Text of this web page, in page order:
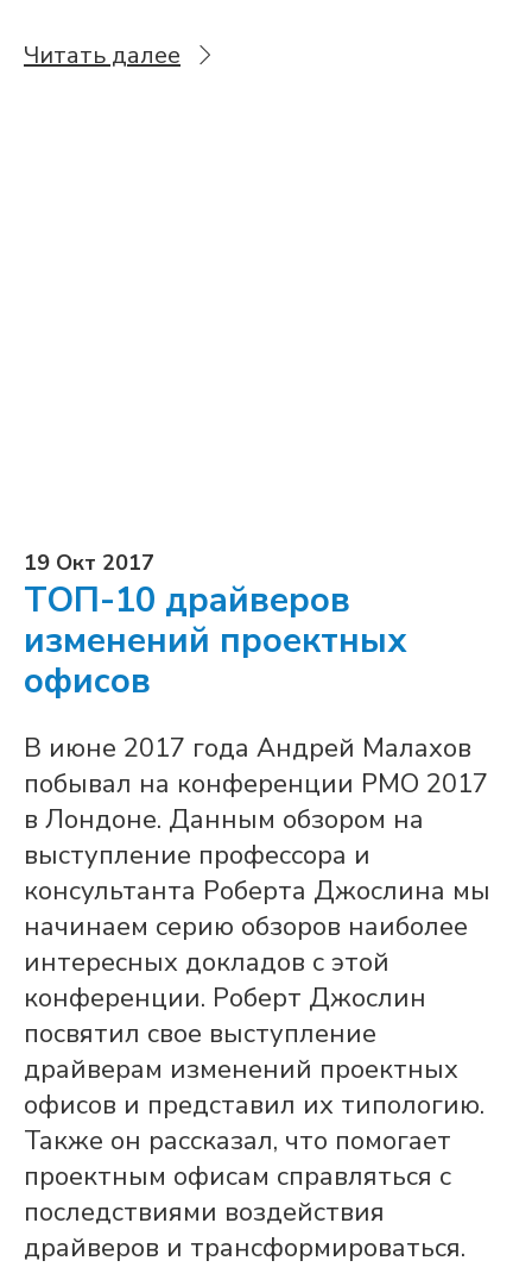
Читать далее
19 Окт 2017
ТОП-10 драйверов
изменений проектных
офисов
В июне 2017 года Андрей Малахов
побывал на конференции PMO 2017
в Лондоне. Данным обзором на
выступление профессора и
консультанта Роберта Джослина мы
начинаем серию обзоров наиболее
интересных докладов с этой
конференции. Роберт Джослин
посвятил свое выступление
драйверам изменений проектных
офисов и представил их типологию.
Также он рассказал, что помогает
проектным офисам справляться с
последствиями воздействия
драйверов и трансформироваться.